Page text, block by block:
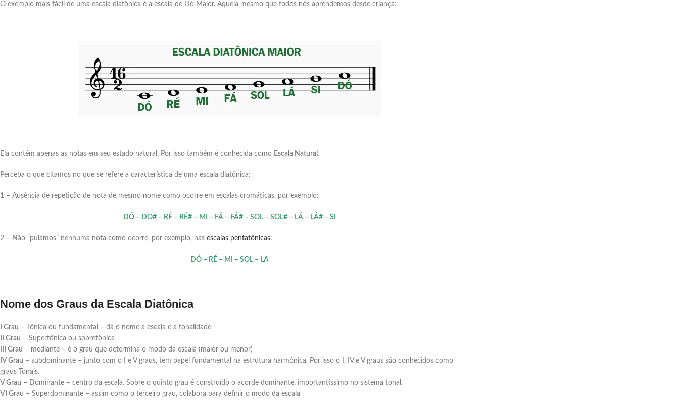
O exemplo mais fácil de uma escala diatônica é a escala de Dó Maior. Aquela mesmo que todos nós aprendemos desde criança:
Ela contém apenas as notas em seu estado natural. Por isso também é conhecida como Escala Natural.
Perceba o que citamos no que se refere a característica de uma escala diatônica:
1 – Ausência de repetição de nota de mesmo nome como ocorre em escalas cromáticas, por exemplo:
DÓ – DO# – RÉ – RÉ# – MI – FÁ – FÁ# – SOL – SOL# – LÁ – LÁ# – SI
2 – Não “pulamos” nenhuma nota como ocorre, por exemplo, nas escalas pentatônicas:
DÓ – RÉ – MI – SOL – LA
Nome dos Graus da Escala Diatônica
I Grau – Tônica ou fundamental – dá o nome a escala e a tonalidade
II Grau – Supertônica ou sobretônica
III Grau – mediante – é o grau que determina o modo da escala (maior ou menor)
IV Grau – subdominante – junto com o I e V graus, tem papel fundamental na estrutura harmônica. Por isso o I, IV e V graus são conhecidos como
graus Tonais.
V Grau – Dominante – centro da escala. Sobre o quinto grau é construído o acorde dominante, importantíssimo no sistema tonal.
VI Grau – Superdominante – assim como o terceiro grau, colabora para definir o modo da escala